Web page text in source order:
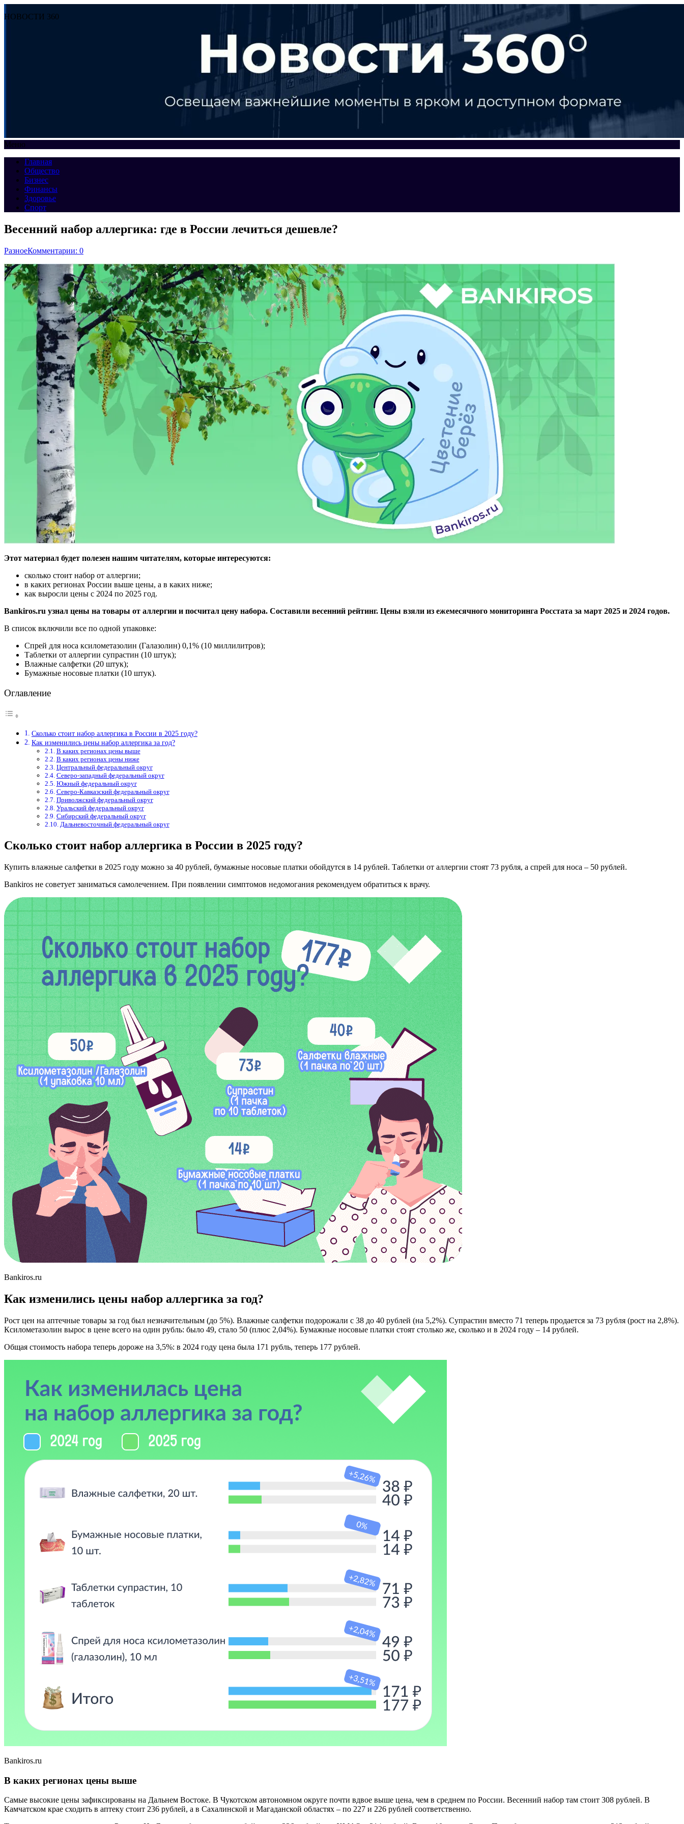
НОВОСТИ 360
Меню
Главная
Общество
Бизнес
Финансы
Здоровье
Спорт
Весенний набор аллергика: где в России лечиться дешевле?
РазноеКомментарии: 0
Этот материал будет полезен нашим читателям, которые интересуются:
сколько стоит набор от аллергии;
в каких регионах России выше цены, а в каких ниже;
как выросли цены с 2024 по 2025 год.
Bankiros.ru узнал цены на товары от аллергии и посчитал цену набора. Составили весенний рейтинг. Цены взяли из ежемесячного мониторинга Росстата за март 2025 и 2024 годов.
В список включили все по одной упаковке:
Спрей для носа ксилометазолин (Галазолин) 0,1% (10 миллилитров);
Таблетки от аллергии супрастин (10 штук);
Влажные салфетки (20 штук);
Бумажные носовые платки (10 штук).
Оглавление
Сколько стоит набор аллергика в России в 2025 году?
Как изменились цены набор аллергика за год?
В каких регионах цены выше
В каких регионах цены ниже
Центральный федеральный округ
Северо-западный федеральный округ
Южный федеральный округ
Северо-Кавказский федеральный округ
Приволжский федеральный округ
Уральский федеральный округ
Сибирский федеральный округ
Дальневосточный федеральный округ
Сколько стоит набор аллергика в России в 2025 году?
Купить влажные салфетки в 2025 году можно за 40 рублей, бумажные носовые платки обойдутся в 14 рублей. Таблетки от аллергии стоят 73 рубля, а спрей для носа – 50 рублей.
Bankiros не советует заниматься самолечением. При появлении симптомов недомогания рекомендуем обратиться к врачу.
Bankiros.ru
Как изменились цены набор аллергика за год?
Рост цен на аптечные товары за год был незначительным (до 5%). Влажные салфетки подорожали с 38 до 40 рублей (на 5,2%). Супрастин вместо 71 теперь продается за 73 рубля (рост на 2,8%).
Ксилометазолин вырос в цене всего на один рубль: было 49, стало 50 (плюс 2,04%). Бумажные носовые платки стоят столько же, сколько и в 2024 году – 14 рублей.
Общая стоимость набора теперь дороже на 3,5%: в 2024 году цена была 171 рубль, теперь 177 рублей.
Bankiros.ru
В каких регионах цены выше
Самые высокие цены зафиксированы на Дальнем Востоке. В Чукотском автономном округе почти вдвое выше цена, чем в среднем по России. Весенний набор там стоит 308 рублей. В
Камчатском крае сходить в аптеку стоит 236 рублей, а в Сахалинской и Магаданской областях – по 227 и 226 рублей соответственно.